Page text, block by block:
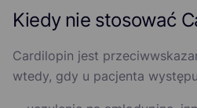
Kiedy nie stosować
Cardilopin jest
wtedy, gdy u pacjenta